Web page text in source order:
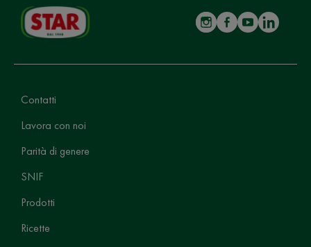
Contatti
Lavora con noi
Parità di genere
SNIF
Prodotti
Ricette